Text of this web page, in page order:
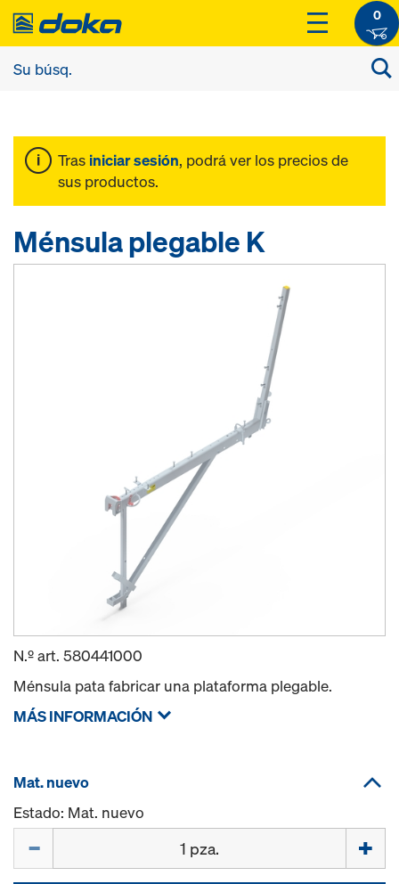
0
Tras iniciar sesión, podrá ver los precios de
sus productos.
Ménsula plegable K
N.º art. 580441000
Ménsula pata fabricar una plataforma plegable.
MÁS INFORMACIÓN
Mat. nuevo
Estado: Mat. nuevo